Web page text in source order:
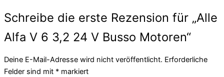
Schreibe die erste Rezension für „Alle
Alfa V 6 3,2 24 V Busso Motoren“
Deine E-Mail-Adresse wird nicht veröffentlicht. Erforderliche
Felder sind mit * markiert